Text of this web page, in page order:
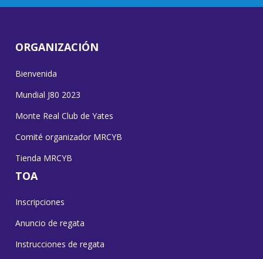
ORGANIZACIÓN
Bienvenida
Mundial J80 2023
Monte Real Club de Yates
Comité organizador MRCYB
Tienda MRCYB
TOA
Inscripciones
Anuncio de regata
Instrucciones de regata